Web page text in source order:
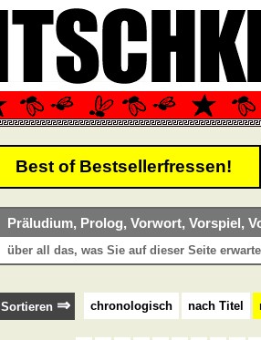
Best of Bestsellerfressen!
Präludium, Prolog, Vorwort, Vorspiel,
über all das, was Sie auf dieser Seite
Sortieren ⇒ chronologisch nach Titel